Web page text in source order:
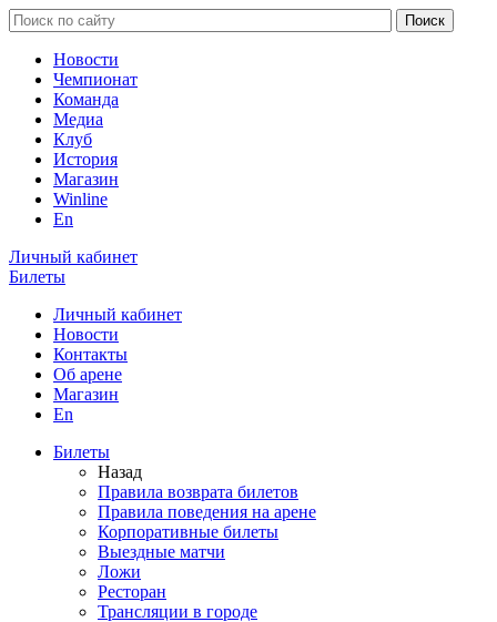
Новости
Чемпионат
Команда
Медиа
Клуб
История
Магазин
Winline
En
Личный кабинет
Билеты
Личный кабинет
Новости
Контакты
Об арене
Магазин
En
Билеты
Назад
Правила возврата билетов
Правила поведения на арене
Корпоративные билеты
Выездные матчи
Ложи
Ресторан
Трансляции в городе